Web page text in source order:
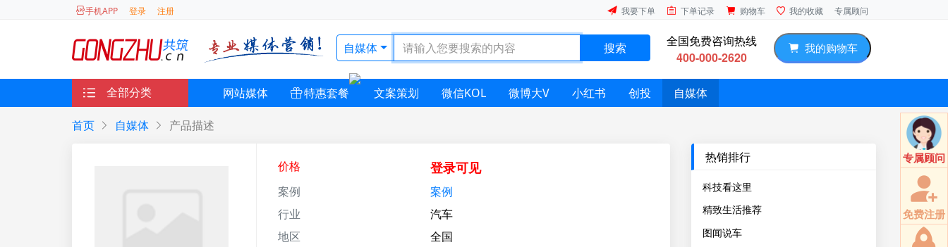
手机APP 登录 注册 我要下单 下单记录 购物车 我的收藏 专属顾问
自媒体 搜索 全国免费咨询热线
400-000-2620
我的购物车
全部分类 网站媒体 特惠套餐 文案策划 微信KOL 微博大V 小红书 创投 自媒体
首页 自媒体 产品描述
价格 登录可见
案例
案例
行业
汽车
地区
全国
热销排行
科技看这里
精致生活推荐
图闻说车
专属顾问
免费注册